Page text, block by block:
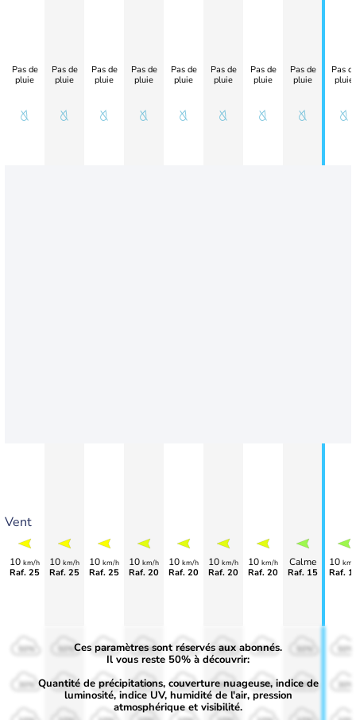
Vent
Pas de
pluie
10 km/h
Raf. 25
Pas de
pluie
10 km/h
Raf. 25
Pas de
pluie
10 km/h
Raf. 25
Pas de
pluie
10 km/h
Raf. 20
Pas de
pluie
10 km/h
Raf. 20
Pas de
pluie
10 km/h
Raf. 20
Pas de
pluie
10 km/h
Raf. 20
Pas de
pluie
Calme
Raf. 15
Pas
pluie
10
Raf.
50%
30%
50%
30%
50%
30%
50%
30%
50%
30%
50%
30%
50%
30% 30% 30%
Ces paramètres sont réservés aux abonnés.
Il vous reste 50% à découvrir:
Quantité de précipitations, couverture nuageuse, indice de
luminosité, indice UV, humidité de l'air, pression
atmosphérique et visibilité.